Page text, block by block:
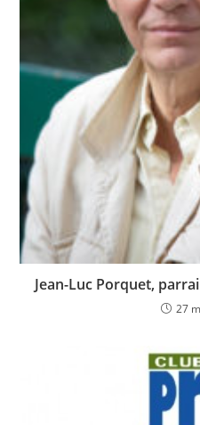
Jean-Luc Porquet,
27